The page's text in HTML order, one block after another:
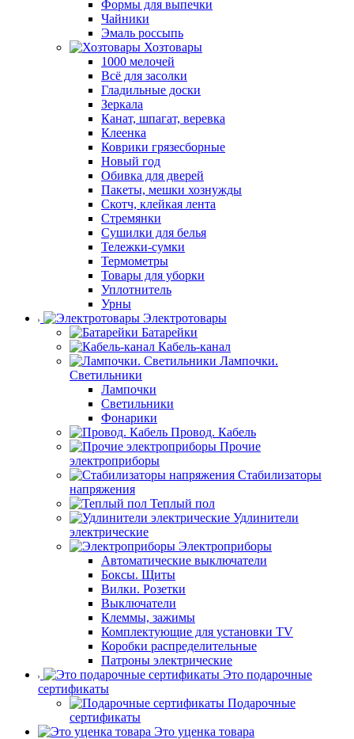
Формы для выпечки
Чайники
Эмаль россыпь
Хозтовары
1000 мелочей
Всё для засолки
Гладильные доски
Зеркала
Канат, шпагат, веревка
Клеенка
Коврики грязесборные
Новый год
Обивка для дверей
Пакеты, мешки хознужды
Скотч, клейкая лента
Стремянки
Сушилки для белья
Тележки-сумки
Термометры
Товары для уборки
Уплотнитель
Урны
Электротовары
Батарейки
Кабель-канал
Лампочки.
Светильники
Лампочки
Светильники
Фонарики
Провод. Кабель
Прочие
электроприборы
Стабилизаторы
напряжения
Теплый пол
Удлинители
электрические
Электроприборы
Автоматические выключатели
Боксы. Щиты
Вилки. Розетки
Выключатели
Клеммы, зажимы
Комплектующие для установки TV
Коробки распределительные
Патроны электрические
Это подарочные
сертификаты
Подарочные
сертификаты
Это уценка товара